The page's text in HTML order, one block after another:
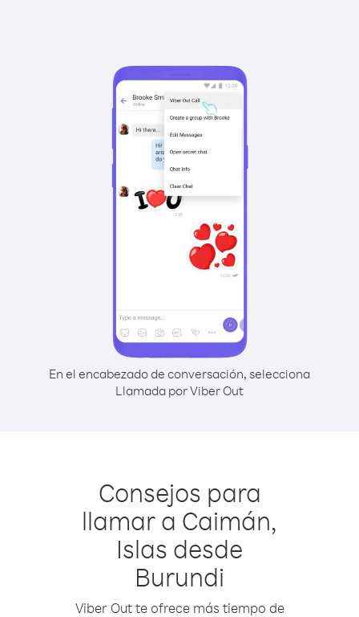
En el encabezado de conversación, selecciona
Llamada por Viber Out
Consejos para
llamar a Caimán,
Islas desde
Burundi
Viber Out te ofrece más tiempo de